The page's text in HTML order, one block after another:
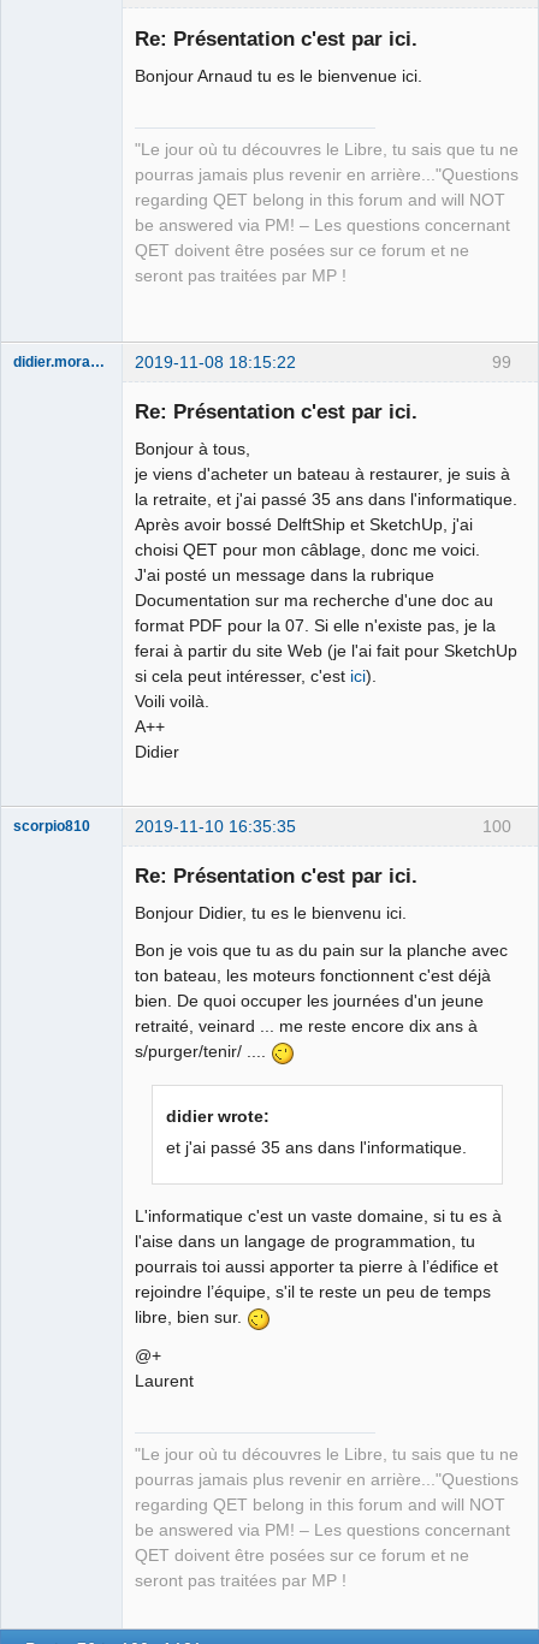
Re: Présentation c'est par ici.
Bonjour Arnaud tu es le bienvenue ici.
"Le jour où tu découvres le Libre, tu sais que tu ne
pourras jamais plus revenir en arrière..."Questions
regarding QET belong in this forum and will NOT
be answered via PM! – Les questions concernant
QET doivent être posées sur ce forum et ne
seront pas traitées par MP !
99
didier.morandi 2019-11-08 18:15:22
Re: Présentation c'est par ici.
Bonjour à tous,
je viens d'acheter un bateau à restaurer, je suis à
la retraite, et j'ai passé 35 ans dans l'informatique.
Après avoir bossé DelftShip et SketchUp, j'ai
choisi QET pour mon câblage, donc me voici.
J'ai posté un message dans la rubrique
Documentation sur ma recherche d'une doc au
format PDF pour la 07. Si elle n'existe pas, je la
ferai à partir du site Web (je l'ai fait pour SketchUp
si cela peut intéresser, c'est ici).
Voili voilà.
A++
Didier
100
scorpio810 2019-11-10 16:35:35
Re: Présentation c'est par ici.
Bonjour Didier, tu es le bienvenu ici.
Bon je vois que tu as du pain sur la planche avec
ton bateau, les moteurs fonctionnent c'est déjà
bien. De quoi occuper les journées d'un jeune
retraité, veinard ... me reste encore dix ans à
s/purger/tenir/ ....
didier wrote:
et j'ai passé 35 ans dans l'informatique.
L'informatique c'est un vaste domaine, si tu es à
l'aise dans un langage de programmation, tu
pourrais toi aussi apporter ta pierre à l’édifice et
rejoindre l’équipe, s'il te reste un peu de temps
libre, bien sur.
@+
Laurent
"Le jour où tu découvres le Libre, tu sais que tu ne
pourras jamais plus revenir en arrière..."Questions
regarding QET belong in this forum and will NOT
be answered via PM! – Les questions concernant
QET doivent être posées sur ce forum et ne
seront pas traitées par MP !